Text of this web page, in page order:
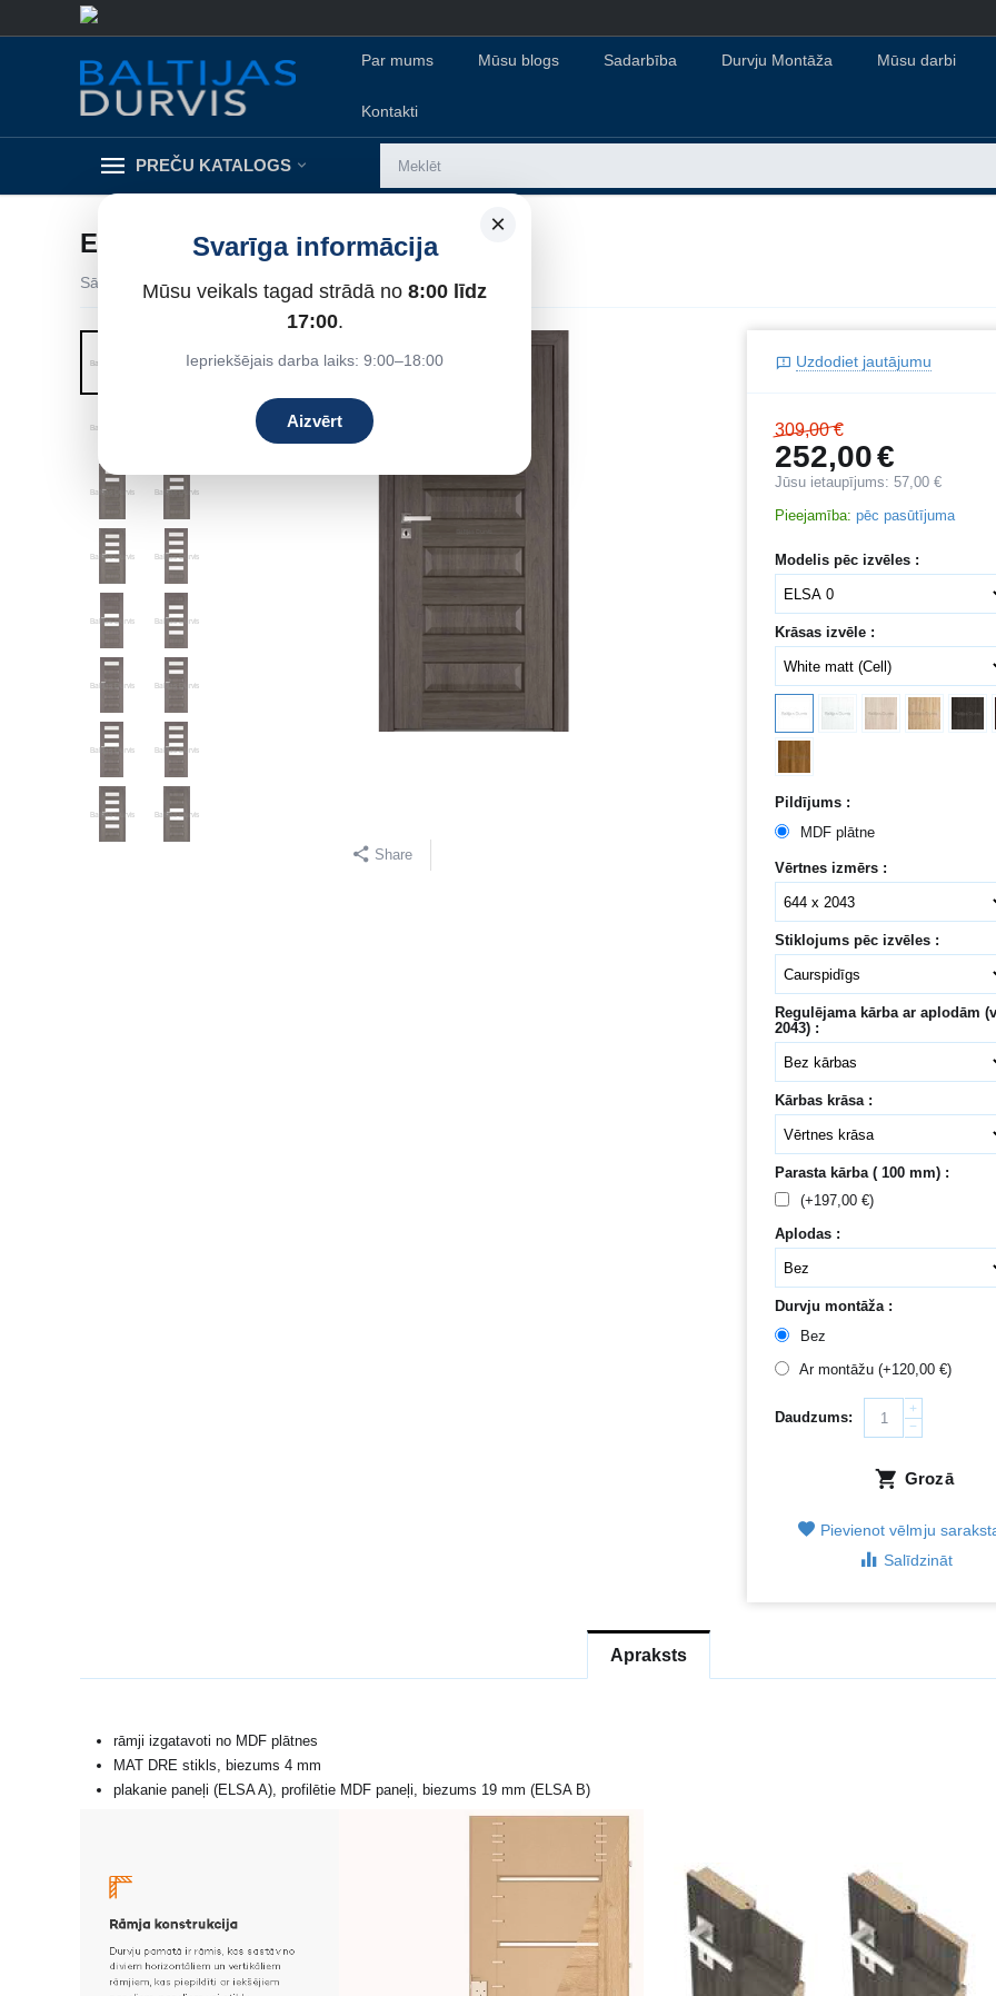
Par mums Mūsu blogs Sadarbība Durvju Montāža Mūsu darbi
Kontakti
PREČU KATALOGS
×
Svarīga informācija
Mūsu veikals tagad strādā no8:00 līdz
17:00.
Iepriekšējais darba laiks: 9:00–18:00
Aizvērt
ELSA DRE
Sākums / Iekšdurvis DRE iekšdurvis / Karkasa / ELSA DRE
Atlaide 18%
Share
Uzdodiet jautājumu
309,00 €
252,00€
Jūsu ietaupījums:57,00 €
Pieejamība: pēc pasūtījuma
Modelis pēc izvēles :
Krāsas izvēle :
Pildījums :
MDF plātne
Vērtnes izmērs :
Stiklojums pēc izvēles :
Regulējama kārba ar aplodām
2043) :
Kārbas krāsa :
Parasta kārba ( 100 mm) :
(+197,00 €)
Aplodas :
Durvju montāža :
Bez
Ar montāžu (+120,00 €)
Daudzums:
+
−
Grozā
Pievienot vēlmju
Salīdzināt
Apraksts
rāmji izgatavoti no MDF plātnes
MAT DRE stikls, biezums 4 mm
plakanie paneļi (ELSA A), profilētie MDF paneļi, biezums 19 mm (ELSA B)